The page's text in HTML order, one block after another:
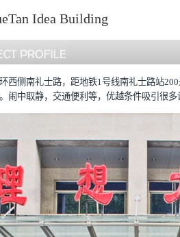
Idea Building
西侧南礼士路，距地铁1号线南礼士路站
闹中取静，交通便利等，优越条件吸引很多